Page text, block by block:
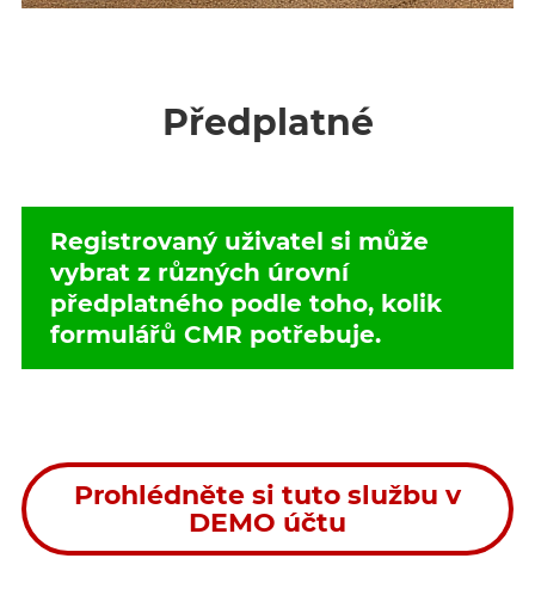
Předplatné
Registrovaný uživatel si může
vybrat z různých úrovní
předplatného podle toho, kolik
formulářů CMR potřebuje.
Prohlédněte si tuto službu v
DEMO účtu